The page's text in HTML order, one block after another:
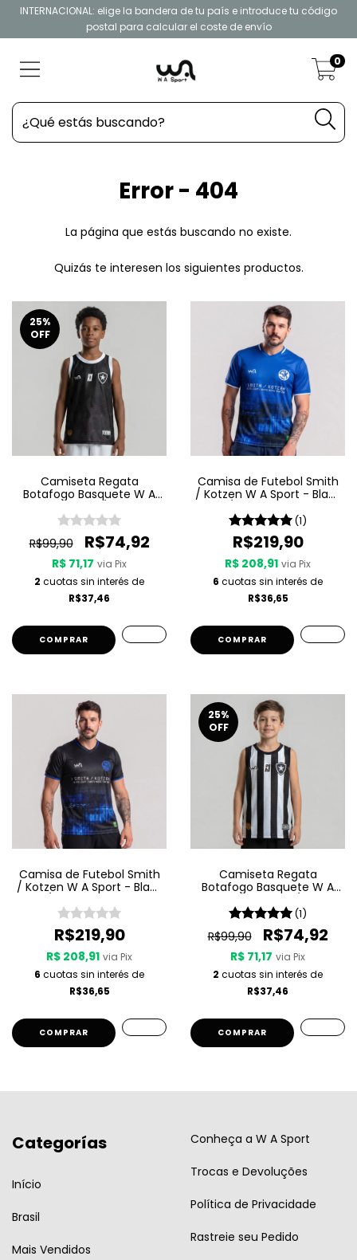
INTERNACIONAL: elige la bandera de tu país e introduce tu código
postal para calcular el coste de envío
0
Error - 404
La página que estás buscando no existe.
Quizás te interesen los siguientes productos.
25%
OFF
Camiseta Regata
Botafogo Basquete W A
R$99,90 R$74,92
R$ 71,17 via Pix
2 cuotas sin interés de
R$37,46
COMPRAR
Camisa de Futebol Smith
/ Kotzen W A Sport - Black
(1)
R$219,90
R$ 208,91 via Pix
6 cuotas sin interés de
R$36,65
COMPRAR
Camisa de Futebol Smith
/ Kotzen W A Sport - Black
R$219,90
R$ 208,91 via Pix
6 cuotas sin interés de
R$36,65
COMPRAR
25%
OFF
Camiseta Regata
Botafogo Basquete W A
Listrada (1)
R$99,90 R$74,92
R$ 71,17 via Pix
2 cuotas sin interés de
R$37,46
COMPRAR
Categorías
Início
Brasil
Mais Vendidos
Conheça a W A Sport
Trocas e Devoluções
Política de Privacidade
Rastreie seu Pedido